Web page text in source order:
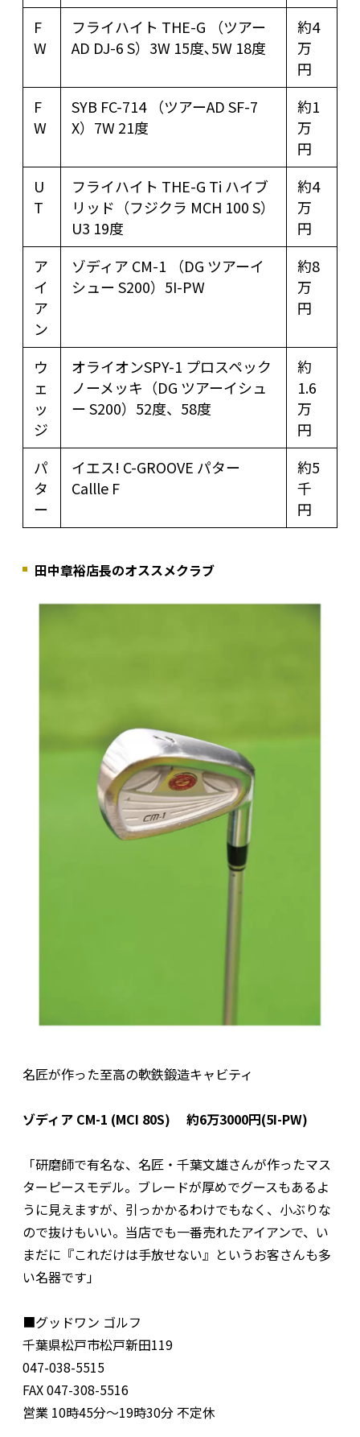
F
W
フライハイト THE-G （ツアー
AD DJ-6 S）3W 15度､5W 18度
約4
万
円
F
W
SYB FC-714 （ツアーAD SF-7
X）7W 21度
約1
万
円
U
T
フライハイト THE-G Ti ハイブ
リッド（フジクラ MCH 100 S）
U3 19度
約4
万
円
ア
イ
ア
ン
ゾディア CM-1 （DG ツアーイ
シュー S200）5I-PW
約8
万
円
ウ
ェ
ッ
ジ
オライオンSPY-1 プロスペック
ノーメッキ（DG ツアーイシュ
ー S200）52度、58度
約
1.6
万
円
パ
タ
ー
イエス! C-GROOVE パター
Callle F
約5
千
円
田中章裕店長のオススメクラブ
名匠が作った至高の軟鉄鍛造キャビティ
ゾディア CM-1 (MCI 80S) 約6万3000円(5I-PW)
「研磨師で有名な、名匠・千葉文雄さんが作ったマス
ターピースモデル。ブレードが厚めでグースもあるよ
うに見えますが、引っかかるわけでもなく、小ぶりな
ので抜けもいい。当店でも一番売れたアイアンで、い
まだに『これだけは手放せない』というお客さんも多
い名器です」
■グッドワン ゴルフ
千葉県松戸市松戸新田119
047-038-5515
FAX 047-308-5516
営業 10時45分～19時30分 不定休